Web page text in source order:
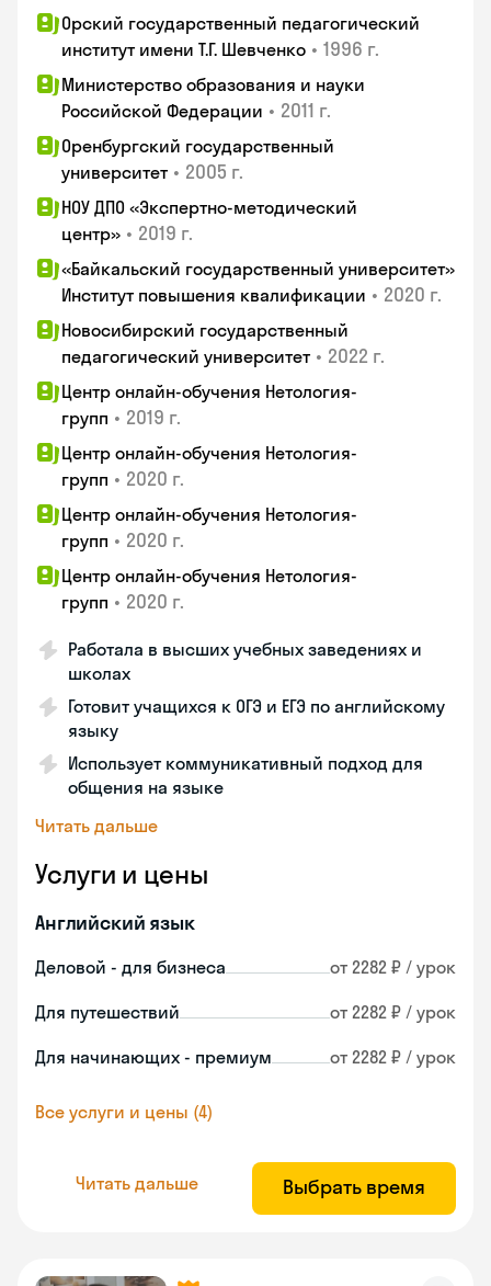
Орский государственный педагогический
институт имени Т.Г. Шевченко • 1996 г.
Министерство образования и науки
Российской Федерации • 2011 г.
Оренбургский государственный
университет • 2005 г.
НОУ ДПО «Экспертно-методический
центр» • 2019 г.
«Байкальский государственный университет»
Институт повышения квалификации • 2020 г.
Новосибирский государственный
педагогический университет • 2022 г.
Центр онлайн-обучения Нетология-
групп • 2019 г.
Центр онлайн-обучения Нетология-
групп • 2020 г.
Центр онлайн-обучения Нетология-
групп • 2020 г.
Центр онлайн-обучения Нетология-
групп • 2020 г.
Работала в высших учебных заведениях и
школах
Готовит учащихся к ОГЭ и ЕГЭ по английскому
языку
Использует коммуникативный подход для
общения на языке
Читать дальше
Услуги и цены
Английский язык
Деловой - для бизнеса от 2282 ₽ / урок
Для путешествий от 2282 ₽ / урок
Для начинающих - премиум от 2282 ₽ / урок
Все услуги и цены (4)
Читать дальше Выбрать время